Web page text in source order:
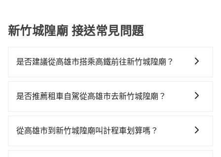
新竹城隍廟 接送常見問題
是否建議從高雄市搭乘高鐵前往新竹城隍廟？
適、省時、較貴！從最早06:15一直到21:54，左營-新竹
程約25分鐘。抵達高鐵站後，步行進站、現場購票並於
是否推薦租車自駕從高雄市去新竹城隍廟？
時不需要閉目養神（因為要自己開車），最重要的是你
從高雄市到新竹城隍廟叫計程車划算嗎？